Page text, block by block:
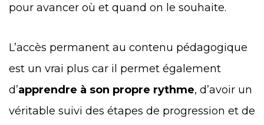
pour avancer où et quand on le souhaite.
L’accès permanent au contenu pédagogique
est un vrai plus car il permet également
d’apprendre à son propre rythme, d’avoir un
véritable suivi des étapes de progression et de